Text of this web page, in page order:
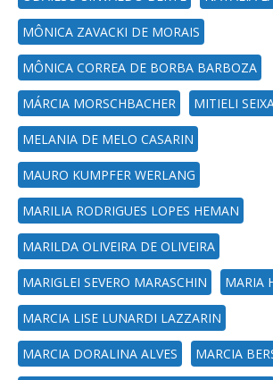
MÔNICA ZAVACKI DE MORAIS
MÔNICA CORREA DE BORBA BARBOZA
MÁRCIA MORSCHBACHER MITIELI
MELANIA DE MELO CASARIN
MAURO KUMPFER WERLANG
MARILIA RODRIGUES LOPES HEMAN
MARILDA OLIVEIRA DE OLIVEIRA
MARIGLEI SEVERO MARASCHIN MARIA
MARCIA LISE LUNARDI LAZZARIN
MARCIA DORALINA ALVES MARCIA